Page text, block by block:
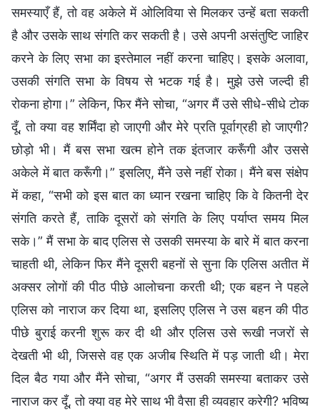
समस्याएँ हैं, तो वह अकेले में ओलिविया से मिलकर उन्हें बता सकती
है और उसके साथ संगति कर सकती है। उसे अपनी असंतुष्टि जाहिर
करने के लिए सभा का इस्तेमाल नहीं करना चाहिए। इसके अलावा,
उसकी संगति सभा के विषय से भटक गई है। मुझे उसे जल्दी ही
रोकना होगा।” लेकिन, फिर मैंने सोचा, “अगर मैं उसे सीधे-सीधे टोक
दूँ, तो क्या वह शर्मिंदा हो जाएगी और मेरे प्रति पूर्वाग्रही हो जाएगी?
छोड़ो भी। मैं बस सभा खत्म होने तक इंतजार करूँगी और उससे
अकेले में बात करूँगी।” इसलिए, मैंने उसे नहीं रोका। मैंने बस संक्षेप
में कहा, “सभी को इस बात का ध्यान रखना चाहिए कि वे कितनी देर
संगति करते हैं, ताकि दूसरों को संगति के लिए पर्याप्त समय मिल
सके।” मैं सभा के बाद एलिस से उसकी समस्या के बारे में बात करना
चाहती थी, लेकिन फिर मैंने दूसरी बहनों से सुना कि एलिस अतीत में
अक्सर लोगों की पीठ पीछे आलोचना करती थी; एक बहन ने पहले
एलिस को नाराज कर दिया था, इसलिए एलिस ने उस बहन की पीठ
पीछे बुराई करनी शुरू कर दी थी और एलिस उसे रूखी नजरों से
देखती भी थी, जिससे वह एक अजीब स्थिति में पड़ जाती थी। मेरा
दिल बैठ गया और मैंने सोचा, “अगर मैं उसकी समस्या बताकर उसे
नाराज कर दूँ, तो क्या वह मेरे साथ भी वैसा ही व्यवहार करेगी? भविष्य